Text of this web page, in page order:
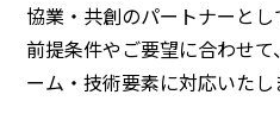
協業・共創のパートナーと
前提条件やご要望に合わせ
ーム・技術要素に対応いたし